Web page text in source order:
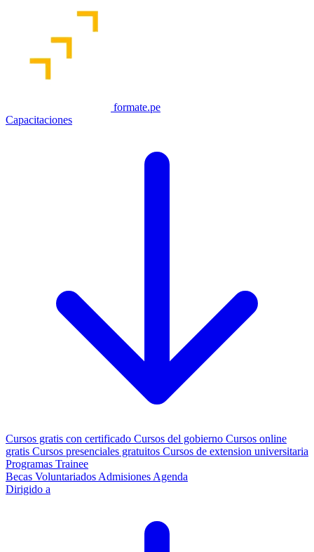
formate.pe
Capacitaciones
Cursos gratis con certificado Cursos del gobierno Cursos online
gratis Cursos presenciales gratuitos Cursos de extension universitaria
Programas Trainee
Becas Voluntariados Admisiones Agenda
Dirigido a